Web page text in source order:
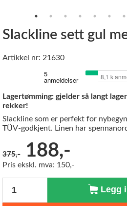
Slackline sett gul
Artikkel nr: 21630
Lagertømming: gjelder så langt
rekker!
Slackline som er perfekt for
TÜV-godkjent. Linen har
375,-
188,-
Pris ekskl. mva: 150,-
Antall
Legg